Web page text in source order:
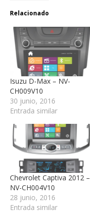
Relacionado
Isuzu D-Max – NV-
CH009V10
30 junio, 2016
Entrada similar
Chevrolet Captiva 2012 –
NV-CH004V10
28 junio, 2016
Entrada similar